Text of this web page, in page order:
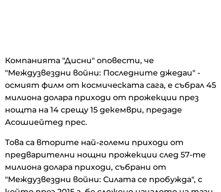
Компанията "Дисни" оповести, че
"Междузвездни войни: Последните джедаи" -
осмият филм от космическата сага, е събрал 45
милиона долара приходи от прожекции през
нощта на 14 срещу 15 декември, предаде
Асошиейтед прес.
Това са вторите най-големи приходи от
предварителни нощни прожекции след 57-те
милиона долара приходи, събрани от
"Междузвездни войни: Силата се пробужда", с